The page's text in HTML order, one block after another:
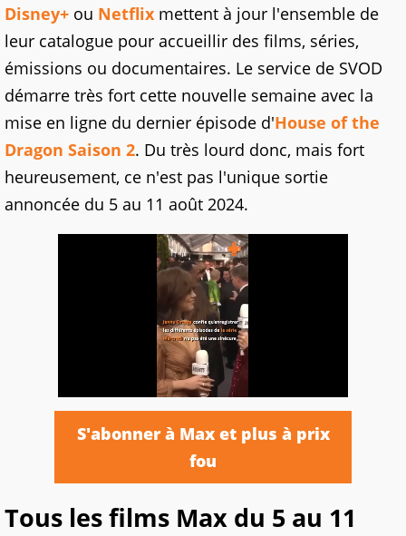
Disney+ ou Netflix mettent à jour l'ensemble de
leur catalogue pour accueillir des films, séries,
émissions ou documentaires. Le service de SVOD
démarre très fort cette nouvelle semaine avec la
mise en ligne du dernier épisode d'House of the
Dragon Saison 2. Du très lourd donc, mais fort
heureusement, ce n'est pas l'unique sortie
annoncée du 5 au 11 août 2024.
S'abonner à Max et plus à prix
fou
Tous les films Max du 5 au 11